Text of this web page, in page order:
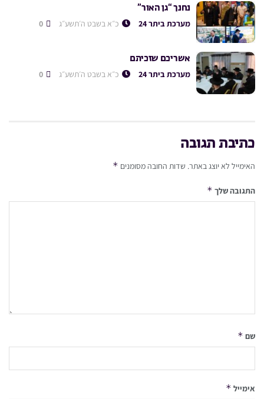
נחנך “גן האור”
מערכת ביתר 24 כ״א בשבט ה׳תשע״ג
אשריכם שזכיתם
מערכת ביתר 24 כ״א בשבט ה׳תשע״ג
כתיבת תגובה
האימייל לא יוצג באתר. שדות החובה מסומנים *
התגובה שלך *
שם *
אימייל *